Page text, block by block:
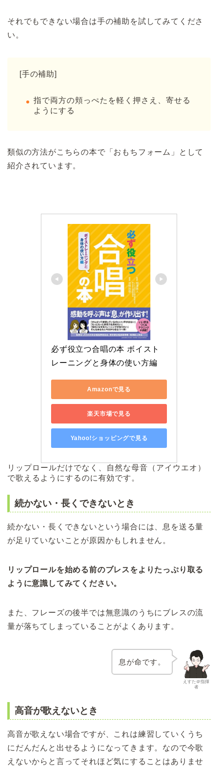
それでもできない場合は手の補助を試してみてくださ
い。
[手の補助]
指で両方の頬っぺたを軽く押さえ、寄せる
ようにする
類似の方法がこちらの本で「おもちフォーム」として
紹介されています。
必ず役立つ合唱の本 ボイスト
レーニングと身体の使い方編
Amazonで見る
楽天市場で見る
Yahoo!ショッピングで見る
リップロールだけでなく、自然な母音（アイウエオ）
で歌えるようにするのに有効です。
続かない・長くできないとき
続かない・長くできないという場合には、息を送る量
が足りていないことが原因かもしれません。
リップロールを始める前のブレスをよりたっぷり取る
ように意識してみてください。
また、フレーズの後半では無意識のうちにブレスの流
量が落ちてしまっていることがよくあります。
えすた＠指揮
者
息が命です。
高音が歌えないとき
高音が歌えない場合ですが、これは練習していくうち
にだんだんと出せるようになってきます。なので今歌
えないからと言ってそれほど気にすることはありませ